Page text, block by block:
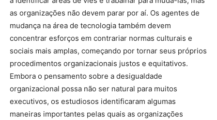
as organizações não devem parar por aí. Os agentes de
mudança na área de tecnologia também devem
concentrar esforços em contrariar normas culturais e
sociais mais amplas, começando por tornar seus próprios
procedimentos organizacionais justos e equitativos.
Embora o pensamento sobre a desigualdade
organizacional possa não ser natural para muitos
executivos, os estudiosos identificaram algumas
maneiras importantes pelas quais as organizações